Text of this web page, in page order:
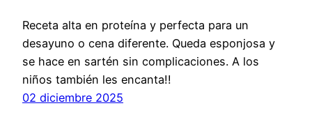
Receta alta en proteína y perfecta para un
desayuno o cena diferente. Queda esponjosa y
se hace en sartén sin complicaciones. A los
niños también les encanta!!
02 diciembre 2025